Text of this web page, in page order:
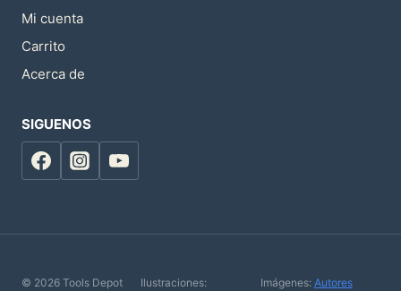
Mi cuenta
Carrito
Acerca de
SIGUENOS
© 2026 Tools Depot Ilustraciones: Imágenes: Autores